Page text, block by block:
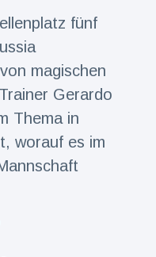
fünf
magischen
Gerardo
Thema in
worauf es im